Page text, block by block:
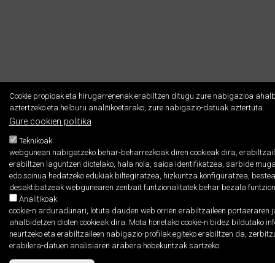
Cookie propioak eta hirugarrenenak erabiltzen ditugu zure nabigazioa
aztertzeko eta helburu analitikoetarako, zure nabigazio-datuak aztertuta.
Gure cookien politika
Teknikoak
webgunean nabigatzeko behar-beharrezkoak diren cookieak dira,
erabiltzen laguntzen diotelako, hala nola, saioa identifikatzea, sarbide
edo soinua hedatzeko edukiak biltegiratzea, hizkuntza konfiguratzea,
desaktibatzeak webgunearen zenbait funtzionalitatek behar bezala
Analitikoak
cookie-n arduradunari, lotuta dauden web orrien erabiltzaileen portaeraren
ahalbidetzen dioten cookieak dira. Mota honetako cookie-n bidez bildutako
neurtzeko eta erabiltzaileen nabigazio-profilak egiteko erabiltzen da,
erabilera-datuen analisiaren arabera hobekuntzak sartzeko.